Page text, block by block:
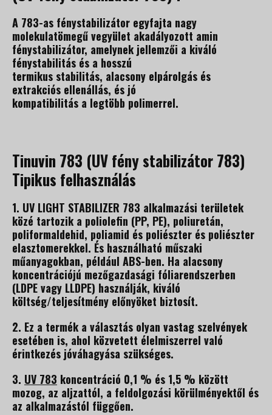
A 783-as fénystabilizátor egyfajta nagy
molekulatömegű vegyület akadályozott amin
fénystabilizátor, amelynek jellemzői a kiváló
fénystabilitás és a hosszú
termikus stabilitás, alacsony elpárolgás és
extrakciós ellenállás, és jó
kompatibilitás a legtöbb polimerrel.
Tinuvin 783 (UV fény stabilizátor 783)
Tipikus felhasználás
1. UV LIGHT STABILIZER 783 alkalmazási területek
közé tartozik a poliolefin (PP, PE), poliuretán,
poliformaldehid, poliamid és poliészter és poliészter
elasztomerekkel. És használható műszaki
műanyagokban, például ABS-ben. Ha alacsony
koncentrációjú mezőgazdasági fóliarendszerben
(LDPE vagy LLDPE) használják, kiváló
költség/teljesítmény előnyöket biztosít.
2. Ez a termék a választás olyan vastag szelvények
esetében is, ahol közvetett élelmiszerrel való
érintkezés jóváhagyása szükséges.
3. UV 783 koncentráció 0,1 % és 1,5 % között
mozog, az aljzattól, a feldolgozási körülményektől és
az alkalmazástól függően.